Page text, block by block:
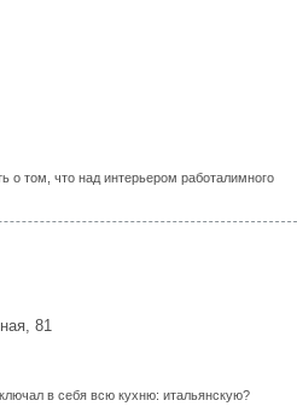
о том, что над интерьером работалимного
81
в себя всю кухню: итальянскую?